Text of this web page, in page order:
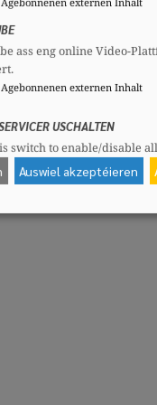
ass eng online Video-
Agebonnenen externen Inhalt
USCHALTEN
switch to enable/disable
Auswiel akzeptéieren